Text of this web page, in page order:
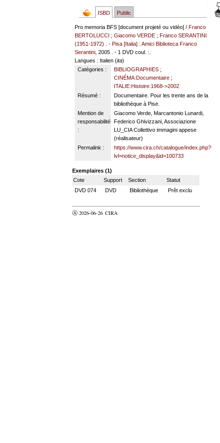
ISBD Public
Pro memoria BFS [document projeté ou vidéo] /Franco
BERTOLUCCI ;Giacomo VERDE ;Franco SERANTINI
(1951-1972)
. -Pisa [Italia] : Amici Biblioteca Franco
Serantini , 2005 . - 1 DVD coul. :.
Langues : Italien (ita)
Catégories :
BIBLIOGRAPHIES;
CINÉMA:Documentaire;
ITALIE:Histoire:1968->2002
Résumé :
Documentaire. Pour les trente ans de la
bibliothèque à Pise.
Mention de
responsabilité
:
Giacomo Verde, Marcantonio Lunardi,
Federico Ghivizzani, Associazione
LU_CIA Collettivo immagini appese
(réalisateur)
Permalink :
https://www.cira.ch/catalogue/index.php?
lvl=notice_display&id=100733
Exemplaires (1)
Cote
Support Section
Statut
DVD 074
DVD Bibliothèque Prêt exclu
Ⓐ 2026-06-26 CIRA